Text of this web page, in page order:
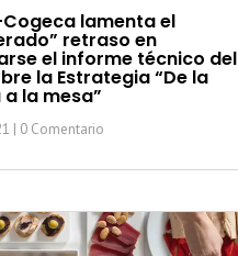
Cogeca lamenta el
retraso en
el informe técnico del
la Estrategia “De la
la mesa”
| 0 Comentario